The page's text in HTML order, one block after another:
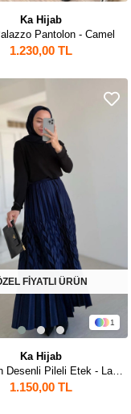
Ka Hijab
Pantolon - Camel
1.230,00 TL
1
Ka Hijab
Kendinden Desenli Pileli Etek - Lacivert
1.150,00 TL
FİYATLI ÜRÜN